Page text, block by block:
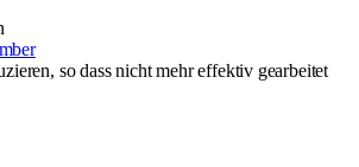
so dass nicht mehr effektiv gearbeitet